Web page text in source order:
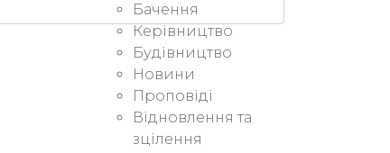
Бачення
Керівництво
Будівництво
Новини
Проповіді
Відновлення та
зцілення